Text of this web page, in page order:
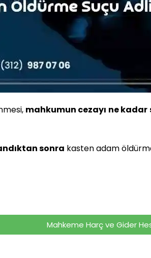
mahkumun cezayı ne kadar
sonra kasten adam
Mahkeme Harç ve Gider